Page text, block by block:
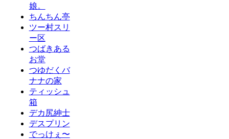
娘。
ちんちん亭
ツー村スリ
ー区
つばきある
お堂
つゆだくバ
ナナの家
ティッシュ
箱
デカ尻紳士
デスプリン
でっけぇ〜